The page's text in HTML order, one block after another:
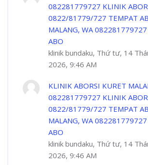
082281779727 KLINIK
0822/81779/727 TEMPAT
MALANG, WA
ABO
klinik bundaku, Thứ tư, 14
2026, 9:46 AM
KLINIK ABORSI KURET
082281779727 KLINIK
0822/81779/727 TEMPAT
MALANG, WA
ABO
klinik bundaku, Thứ tư, 14
2026, 9:46 AM